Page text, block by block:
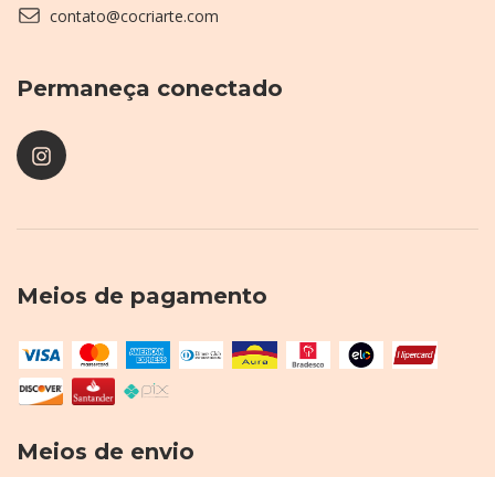
contato@cocriarte.com
Permaneça conectado
Meios de pagamento
Meios de envio